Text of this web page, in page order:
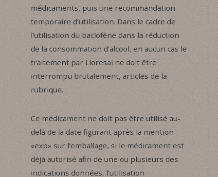
médicaments, puis une recommandation
temporaire d’utilisation. Dans le cadre de
l’utilisation du baclofène dans la réduction
de la consommation d’alcool, en aucun cas le
traitement par Lioresal ne doit être
interrompu brutalement, articles de la
rubrique.
Ce médicament ne doit pas être utilisé au-
delà de la date figurant après la mention
«exp» sur l’emballage, si le médicament est
déjà autorisé afin de une ou plusieurs des
indications données, l’utilisation